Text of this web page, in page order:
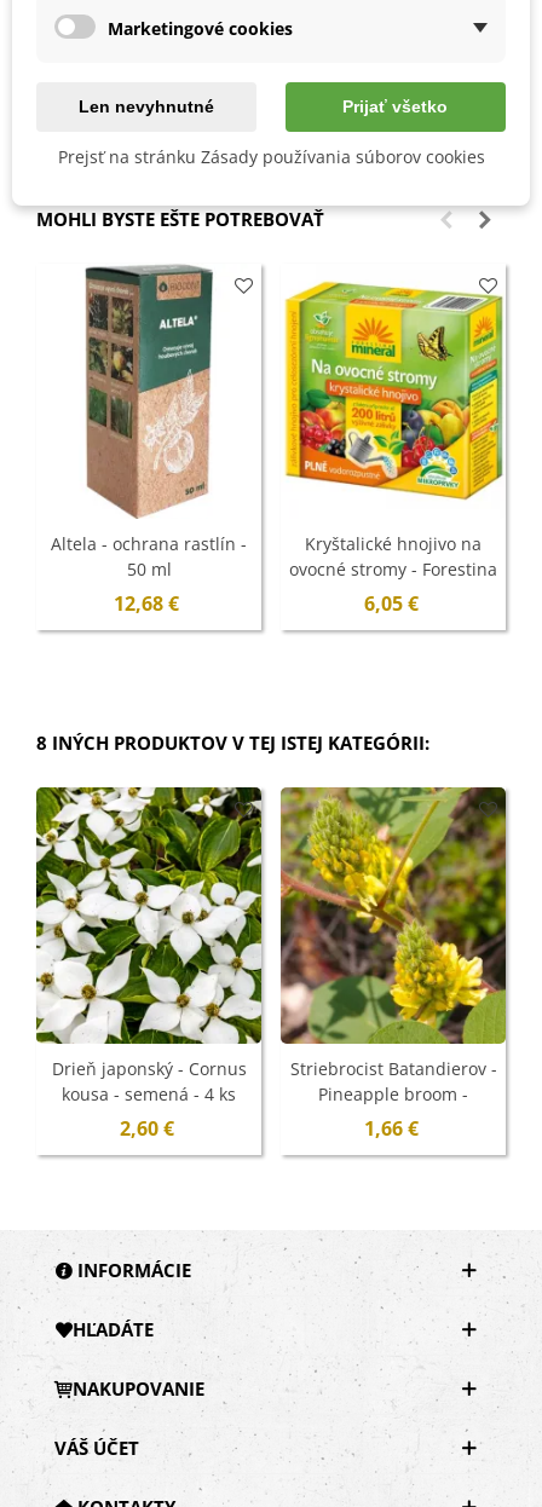
Môžeme ju tvarovať do bonsajov.
Detaily produktu
MOHLI BYSTE EŠTE POTREBOVAŤ
Altela - ochrana rastlín -
50 ml
12,68 €
Kryštalické hnojivo na
ovocné stromy - Forestina
Mineral - 400 g
6,05 €
8 INÝCH PRODUKTOV V TEJ ISTEJ KATEGÓRII:
Drieň japonský - Cornus
kousa - semená - 4 ks
2,60 €
Striebrocist Batandierov -
Pineapple broom -
Argyrocytisus battandieri
- semená - 6 ks
1,66 €
INFORMÁCIE
HĽADÁTE
NAKUPOVANIE
VÁŠ ÚČET
Marketingové cookies
Len nevyhnutné Prijať všetko
Prejsť na stránku Zásady používania súborov cookies